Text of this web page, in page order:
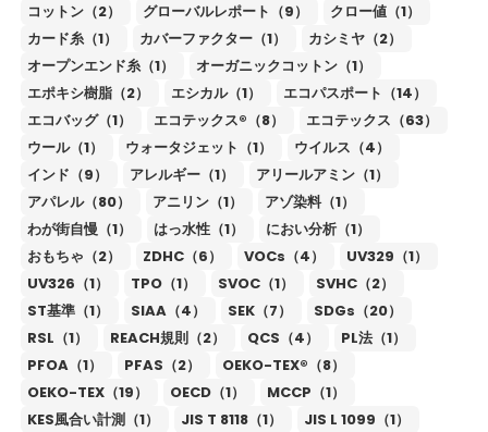
コットン（2）
グローバルレポート（9）
クロー値（1）
カード糸（1）
カバーファクター（1）
カシミヤ（2）
オープンエンド糸（1）
オーガニックコットン（1）
エポキシ樹脂（2）
エシカル（1）
エコパスポート（14）
エコバッグ（1）
エコテックス®（8）
エコテックス（63）
ウール（1）
ウォータジェット（1）
ウイルス（4）
インド（9）
アレルギー（1）
アリールアミン（1）
アパレル（80）
アニリン（1）
アゾ染料（1）
わが街自慢（1）
はっ水性（1）
におい分析（1）
おもちゃ（2）
ZDHC（6） VOCs（4）
UV329（1）
UV326（1）
TPO（1） SVOC（1）
SVHC（2）
ST基準（1）
SIAA（4） SEK（7）
SDGs（20）
RSL（1）
REACH規則（2） QCS（4）
PL法（1）
PFOA（1）
PFAS（2）
OEKO-TEX®（8）
OEKO-TEX（19）
OECD（1）
MCCP（1）
KES風合い計測（1）
JIS T 8118（1）
JIS L 1099（1）